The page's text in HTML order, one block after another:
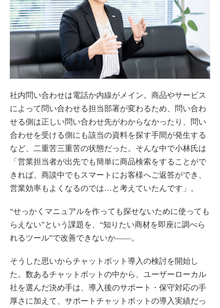
社内問い合わせは電話か内線がメイン。商品やサービス
によって問い合わせる担当部署が変わるため、問い合わ
せる側は正しい問い合わせ先がわからなかったり、問い
合わせを受ける側にも該当の資料を探す手間が発生する
など、二重苦三重苦の状態だった。そんな中で小林氏は
「営業担当者が出先でも簡単に商品検索をすることがで
きれば、商談中でもスマートにお客様へご返答ができ、
営業効率もよくなるのでは…と考えていたんです」。
“せっかくマニュアルを作っても探せないために使っても
らえない”という課題を、“知りたい商材を即座に調べら
れるツール”で改善できないか――。
そうした思いからチャットボット導入の検討を開始し
た。数あるチャットボットの中から、ユーザーローカル
社を選んだ決め手は、導入後のサポート・保守対応の手
厚さに加えて、サポートチャットボットの導入実績だっ